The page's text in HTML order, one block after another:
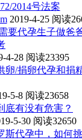
2014号法案
2019-4-25 阅读
要代孕生子做爸
4-28 阅读23395
卵/捐卵代孕和捐
5-8 阅读23658
底有没有危害？
5-30 阅读32650
斯代孕中，如何